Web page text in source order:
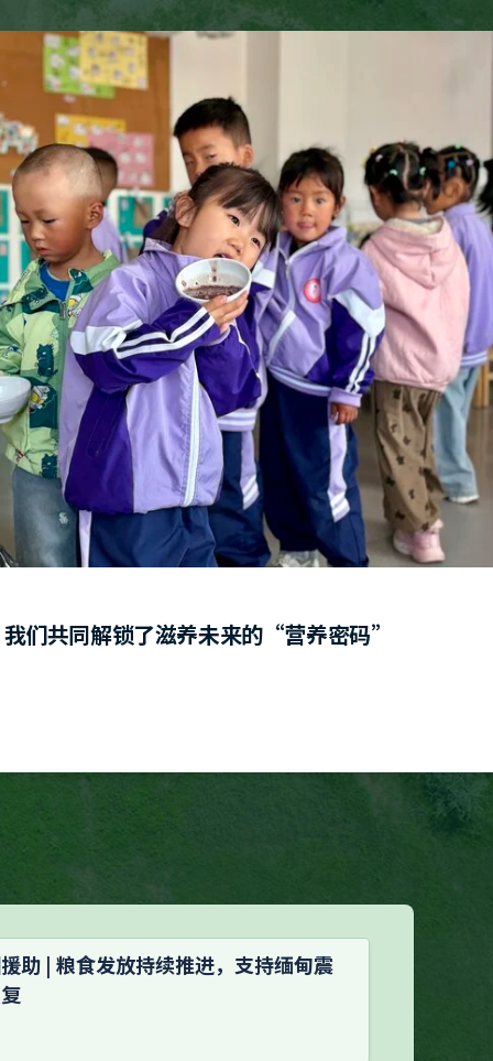
们共同解锁了滋养未来的“营养密码”
助 | 粮食发放持续推进，支持缅甸震